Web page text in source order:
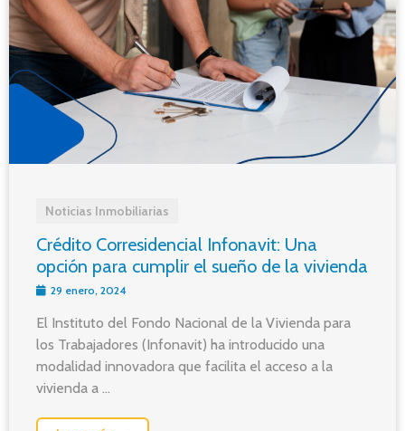
Noticias Inmobiliarias
Crédito Corresidencial Infonavit: Una
opción para cumplir el sueño de la vivienda
29 enero, 2024
El Instituto del Fondo Nacional de la Vivienda para
los Trabajadores (Infonavit) ha introducido una
modalidad innovadora que facilita el acceso a la
vivienda a ...